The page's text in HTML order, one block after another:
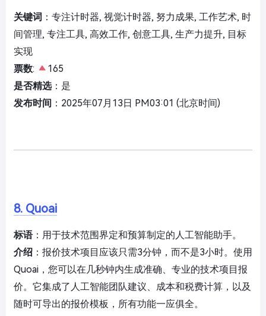
关键词 ：专注计时器, 视觉计时器, 努力成果, 工作艺术, 时
间管理, 专注工具, 高效工作, 创意工具, 生产力提升, 目标
实现
票数:
165
是否精选：是
发布时间 ：2025年07月13日 PM03:01 (北京时间)
8. Quoai
标语：用于技术范围界定和预算制定的人工智能助手。
介绍 ：报价技术项目应该只需3分钟，而不是3小时。使用
Quoai，您可以在几秒钟内生成准确、专业的技术项目报
价。它集成了人工智能团队建议、成本和税费计算，以及
随时可导出的报价模板，所有功能一应俱全。